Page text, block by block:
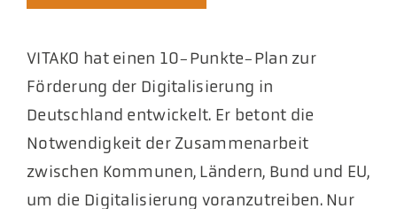
VITAKO hat einen 10-Punkte-Plan zur
Förderung der Digitalisierung in
Deutschland entwickelt. Er betont die
Notwendigkeit der Zusammenarbeit
zwischen Kommunen, Ländern, Bund und EU,
um die Digitalisierung voranzutreiben. Nur